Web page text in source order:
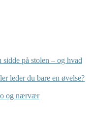
på stolen – og hvad
leder du bare en øvelse?
og nærvær